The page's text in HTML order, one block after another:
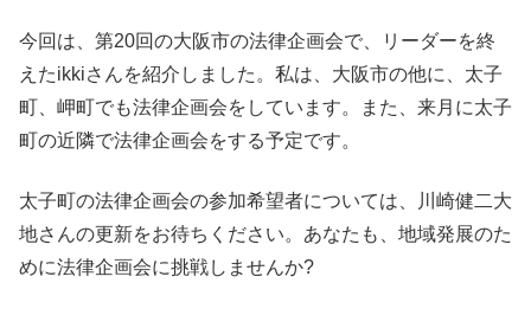
今回は、第20回の大阪市の法律企画会で、リーダーを終
えたikkiさんを紹介しました。私は、大阪市の他に、太子
町、岬町でも法律企画会をしています。また、来月に太子
町の近隣で法律企画会をする予定です。
太子町の法律企画会の参加希望者については、川崎健二大
地さんの更新をお待ちください。あなたも、地域発展のた
めに法律企画会に挑戦しませんか?